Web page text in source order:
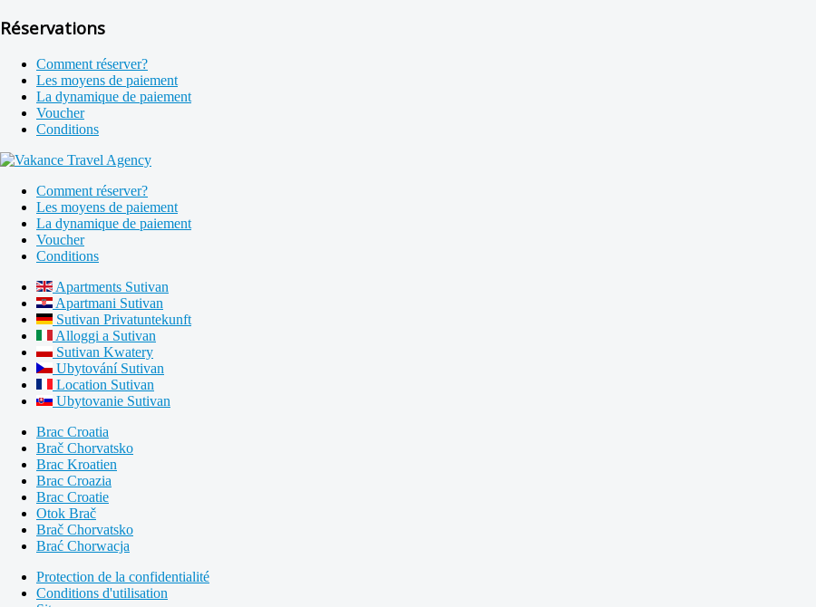
Réservations
Comment réserver?
Les moyens de paiement
La dynamique de paiement
Voucher
Conditions
Comment réserver?
Les moyens de paiement
La dynamique de paiement
Voucher
Conditions
Apartments Sutivan
Apartmani Sutivan
Sutivan Privatuntekunft
Alloggi a Sutivan
Sutivan Kwatery
Ubytování Sutivan
Location Sutivan
Ubytovanie Sutivan
Brac Croatia
Brač Chorvatsko
Brac Kroatien
Brac Croazia
Brac Croatie
Otok Brač
Brač Chorvatsko
Brać Chorwacja
Protection de la confidentialité
Conditions d'utilisation